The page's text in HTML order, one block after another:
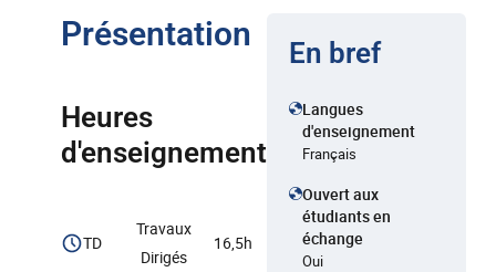
Présentation
Heures
d'enseignement
TD
Travaux
Dirigés
16,5h
En bref
Langues
d'enseignement
Français
Ouvert aux
étudiants en
échange
Oui